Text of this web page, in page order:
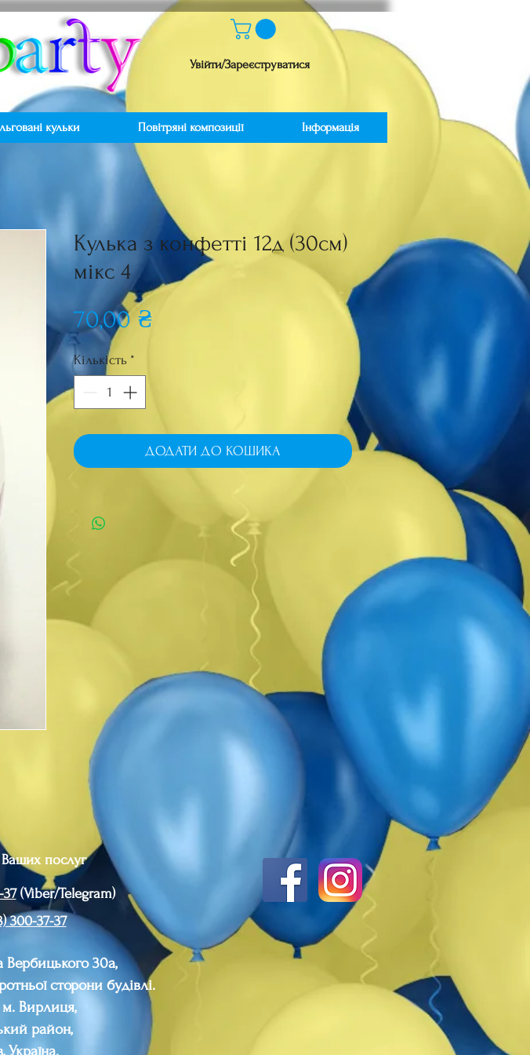
Увійти/Зареєструватися
Кулька з конфетті 12д (30см)
мікс 4
70,00 ₴Ціна
Кількість *
ДОДАТИ ДО КОШИКА
кульки Повітряні композиції Інформація
послуг
(Viber/Telegram)
300-37-37
Вербицького 30а,
сторони будівлі.
Вирлиця,
район,
Україна.